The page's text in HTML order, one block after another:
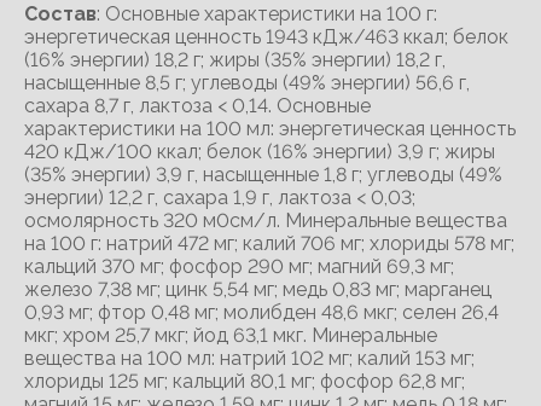
Состав: Основные характеристики на 100 г:
энергетическая ценность 1943 кДж/463 ккал; белок
(16% энергии) 18,2 г; жиры (35% энергии) 18,2 г,
насыщенные 8,5 г; углеводы (49% энергии) 56,6 г,
сахара 8,7 г, лактоза < 0,14. Основные
характеристики на 100 мл: энергетическая ценность
420 кДж/100 ккал; белок (16% энергии) 3,9 г; жиры
(35% энергии) 3,9 г, насыщенные 1,8 г; углеводы (49%
энергии) 12,2 г, сахара 1,9 г, лактоза < 0,03;
осмолярность 320 м0см/л. Минеральные вещества
на 100 г: натрий 472 мг; калий 706 мг; хлориды 578 мг;
кальций 370 мг; фосфор 290 мг; магний 69,3 мг;
железо 7,38 мг; цинк 5,54 мг; медь 0,83 мг; марганец
0,93 мг; фтор 0,48 мг; молибден 48,6 мкг; селен 26,4
мкг; хром 25,7 мкг; йод 63,1 мкг. Минеральные
вещества на 100 мл: натрий 102 мг; калий 153 мг;
хлориды 125 мг; кальций 80,1 мг; фосфор 62,8 мг;